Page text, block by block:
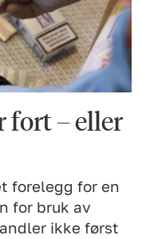
fort – eller
forelegg for en
for bruk av
ikke først